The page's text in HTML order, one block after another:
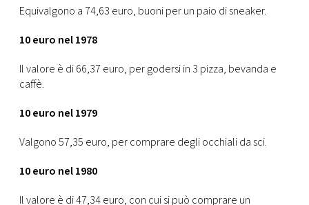
Equivalgono a 74,63 euro, buoni per un paio di sneaker.
10 euro nel 1978
Il valore è di 66,37 euro, per godersi in 3 pizza, bevanda e
caffè.
10 euro nel 1979
Valgono 57,35 euro, per comprare degli occhiali da sci.
10 euro nel 1980
Il valore è di 47,34 euro, con cui si può comprare un